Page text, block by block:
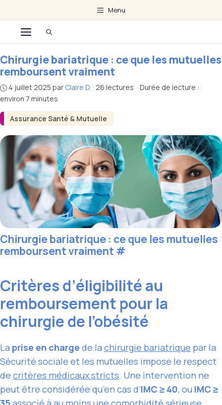
au
contenu
Menu
Menu
Assurance Santé & Mutuelle
Chirurgie bariatrique : ce que les mutuelles
remboursent vraiment
4 juillet 2025 par Claire D. · 26 lectures · Durée de lecture :
environ 7 minutes
Chirurgie bariatrique : ce que les mutuelles
remboursent vraiment #
Critères d’éligibilité au
remboursement pour la
chirurgie de l’obésité
La prise en charge de la chirurgie bariatrique par la
Sécurité sociale et les mutuelles impose le respect
de critères médicaux stricts. Une intervention ne
peut être considérée qu’en cas d’IMC ≥ 40, ou IMC ≥